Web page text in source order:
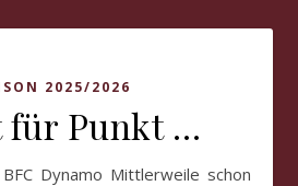
2025/2026
für Punkt …